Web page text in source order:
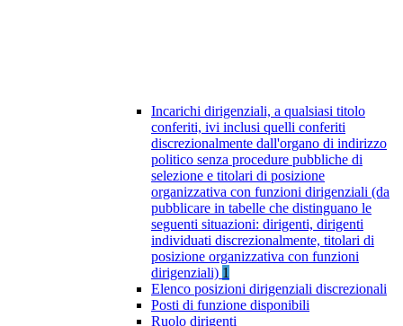
Incarichi dirigenziali, a qualsiasi titolo
conferiti, ivi inclusi quelli conferiti
discrezionalmente dall'organo di indirizzo
politico senza procedure pubbliche di
selezione e titolari di posizione
organizzativa con funzioni dirigenziali (da
pubblicare in tabelle che distinguano le
seguenti situazioni: dirigenti, dirigenti
individuati discrezionalmente, titolari di
posizione organizzativa con funzioni
dirigenziali) 1
Elenco posizioni dirigenziali discrezionali
Posti di funzione disponibili
Ruolo dirigenti